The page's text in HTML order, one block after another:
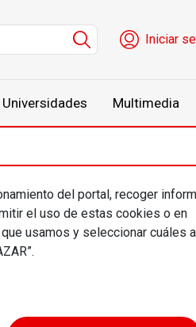
Menú deIniciar
Universidades Multimedia
del portal, recoger
el uso de estas cookies o en
usamos y seleccionar cuáles